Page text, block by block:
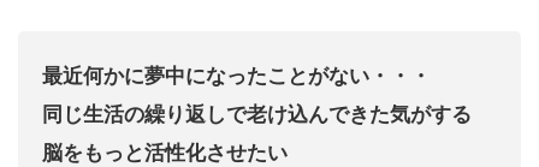
最近何かに夢中になったことがない・・・
同じ生活の繰り返しで老け込んできた気がする
脳をもっと活性化させたい